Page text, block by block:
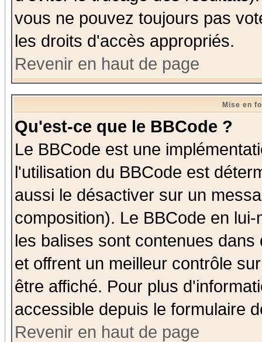
vous ne pouvez toujours pas
les droits d'accès appropriés.
Revenir en haut de page
Mise en
Qu'est-ce que le BBCode ?
Le BBCode est une
l'utilisation du BBCode est
aussi le désactiver sur un
composition). Le BBCode en
les balises sont contenues
et offrent un meilleur contrôle
être affiché. Pour plus
accessible depuis le formulaire
Revenir en haut de page